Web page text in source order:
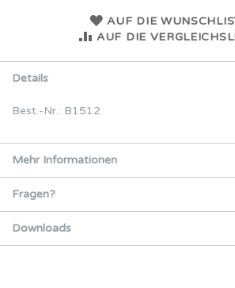
AUF DIE
AUF DIE
Details
Best.-Nr.: B1512
Mehr Informationen
Fragen?
Downloads